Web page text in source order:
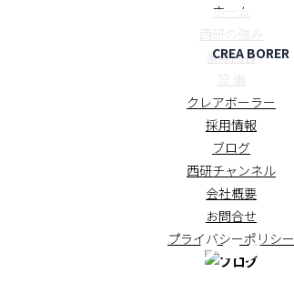
ホーム
西研の強み
事業内容
設 備
クレアボーラー
採用情報
ブログ
西研チャンネル
会社概要
お問合せ
プライバシーポリシー
CREA BORER
ブログ